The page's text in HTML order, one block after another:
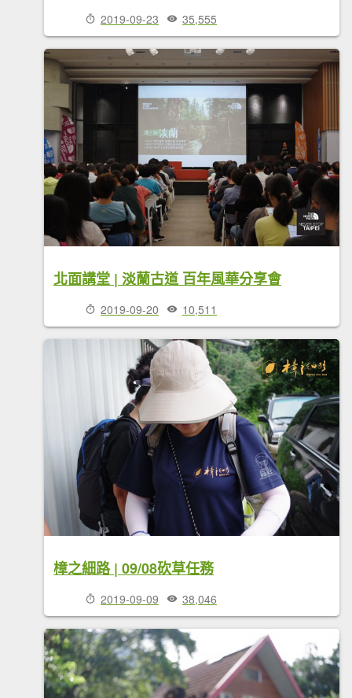
2019-09-23 35,555
北面講堂 | 淡蘭古道 百年風華分享會
2019-09-20 10,511
樟之細路 | 09/08砍草任務
2019-09-09 38,046